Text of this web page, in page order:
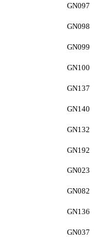
GN097
GN098
GN099
GN100
GN137
GN140
GN132
GN192
GN023
GN082
GN136
GN037